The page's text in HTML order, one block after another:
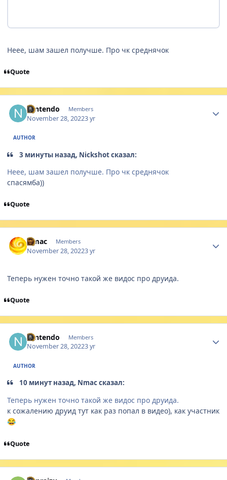
Неее, шам зашел получше. Про чк среднячок
Quote
Nintendo Members
November 28, 20223 yr
AUTHOR
3 минуты назад, Nickshot сказал:
Неее, шам зашел получше. Про чк среднячок
спасямба))
Quote
Nmac Members
November 28, 20223 yr
Теперь нужен точно такой же видос про друида.
Quote
Nintendo Members
November 28, 20223 yr
AUTHOR
10 минут назад, Nmac сказал:
Теперь нужен точно такой же видос про друида.
к сожалению друид тут как раз попал в видео), как участник
😂
Quote